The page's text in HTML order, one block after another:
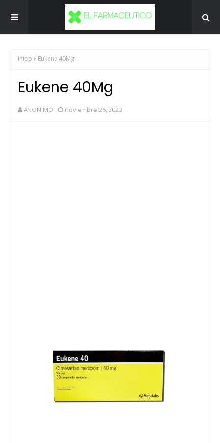
Inicio Eukene 40Mg
Eukene 40Mg
ANONIMO noviembre 26, 2023